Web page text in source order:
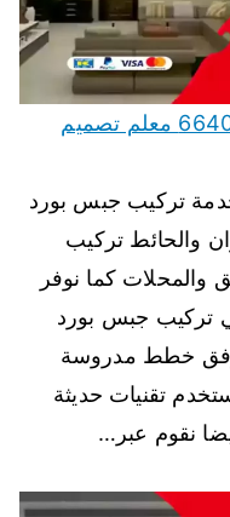
تركيب جبس بورد العبدلي 66406055 معلم تصميم
تركيب جبس بورد
والحائط تركيب
والمحلات كما نوفر
تركيب جبس بورد
وفق خطط مدروسة
تقنيات حديثة
نقوم عبر…